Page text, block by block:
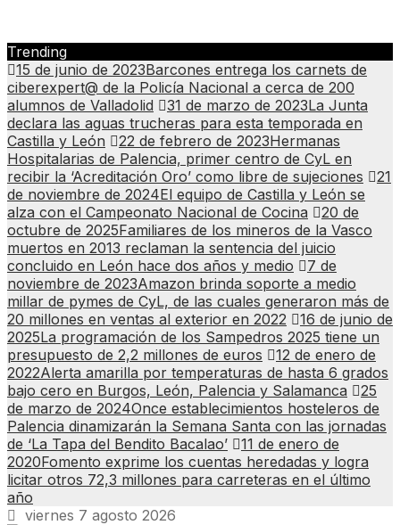
Trending
15 de junio de 2023Barcones entrega los carnets de
ciberexpert@ de la Policía Nacional a cerca de 200
alumnos de Valladolid
31 de marzo de 2023La Junta
declara las aguas trucheras para esta temporada en
Castilla y León
22 de febrero de 2023Hermanas
Hospitalarias de Palencia, primer centro de CyL en
recibir la ‘Acreditación Oro’ como libre de sujeciones
21
de noviembre de 2024El equipo de Castilla y León se
alza con el Campeonato Nacional de Cocina
20 de
octubre de 2025Familiares de los mineros de la Vasco
muertos en 2013 reclaman la sentencia del juicio
concluido en León hace dos años y medio
7 de
noviembre de 2023Amazon brinda soporte a medio
millar de pymes de CyL, de las cuales generaron más de
20 millones en ventas al exterior en 2022
16 de junio de
2025La programación de los Sampedros 2025 tiene un
presupuesto de 2,2 millones de euros
12 de enero de
2022Alerta amarilla por temperaturas de hasta 6 grados
bajo cero en Burgos, León, Palencia y Salamanca
25
de marzo de 2024Once establecimientos hosteleros de
Palencia dinamizarán la Semana Santa con las jornadas
de ‘La Tapa del Bendito Bacalao’
11 de enero de
2020Fomento exprime los cuentas heredadas y logra
licitar otros 72,3 millones para carreteras en el último
año
viernes 7 agosto 2026